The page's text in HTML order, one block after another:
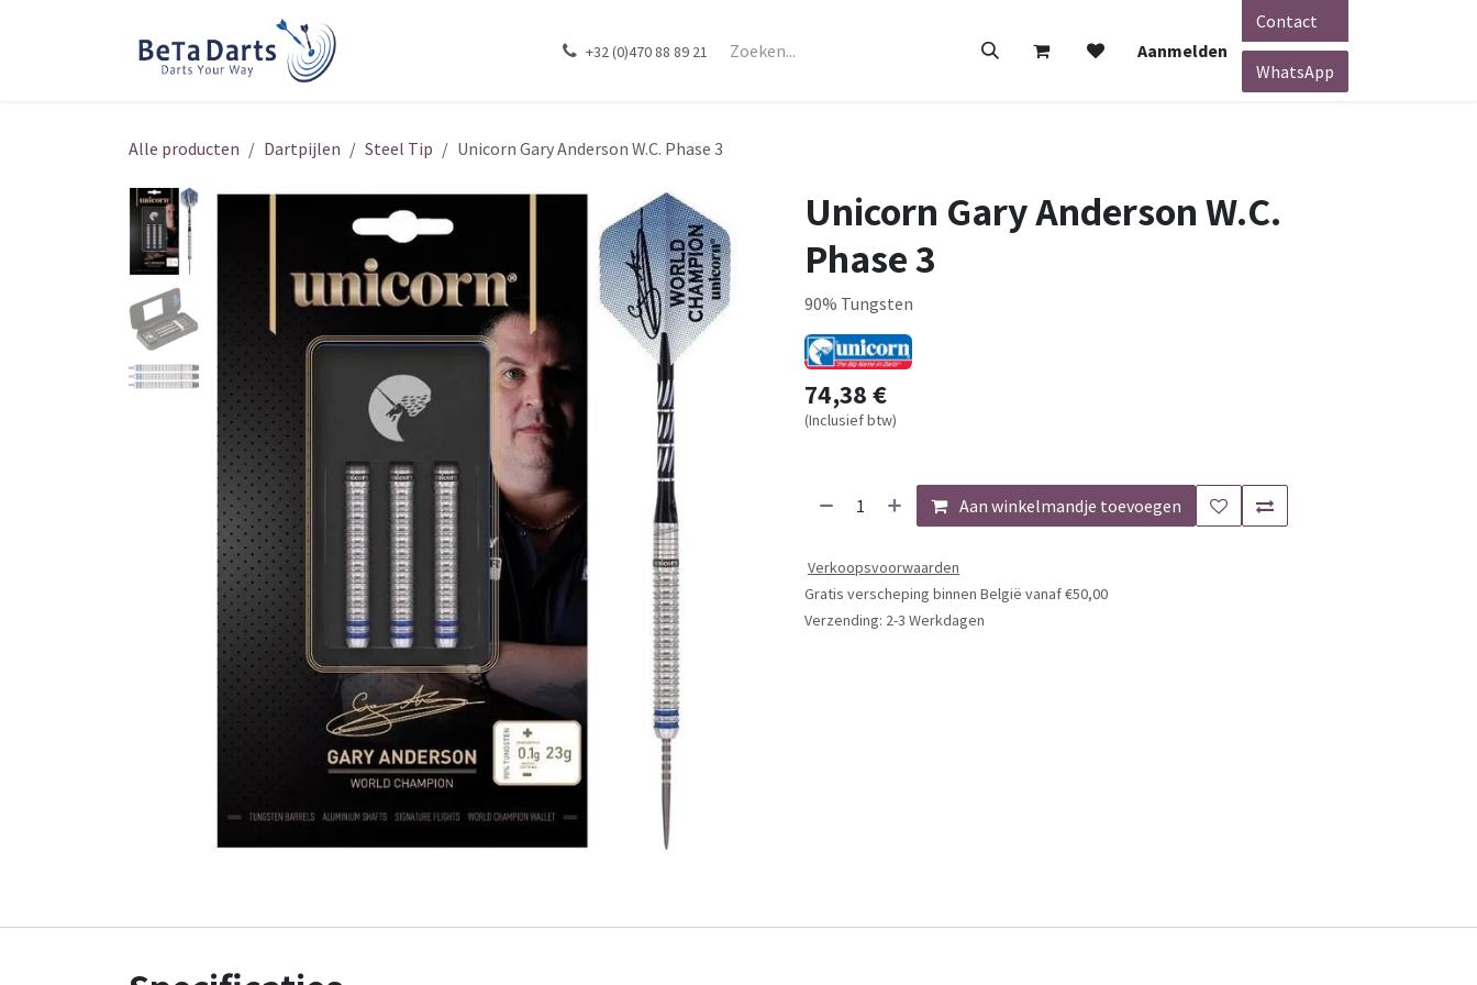
Merken Contact Webshop
+32 (0)470 88 89 21 Aanmelden
Contact
WhatsApp
Alle producten Dartpijlen Steel Tip Unicorn Gary Anderson W.C. Phase 3
Unicorn Gary Anderson W.C.
Phase 3
90% Tungsten
74,38€
(Inclusief btw)
Aan winkelmandje toevoegen
Verkoopsvoorwaarden
Gratis verscheping binnen België vanaf €50,00
Verzending: 2-3 Werkdagen